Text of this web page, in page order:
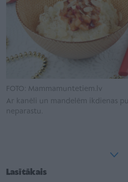
FOTO: Mammamuntetiem.lv
Ar kanēli un mandelēm ikdienas
neparastu.
Lasītākais